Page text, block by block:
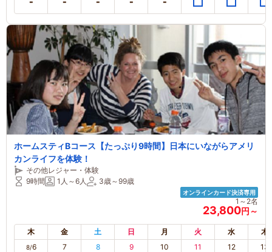
ホームスティBコース【たっぷり9時間】日本にいながらアメリ
カンライフを体験！
その他レジャー・体験
9時間
1人～6人 3歳～99歳
オンラインカード決済専用
1～2名
23,800円～
木 金 土 日 月 火 水 木
8/6 7 8 9 10 11 12 13